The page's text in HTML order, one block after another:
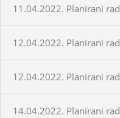
11.04.2022. Planirani
12.04.2022. Planirani
12.04.2022. Planirani
14.04.2022. Planirani